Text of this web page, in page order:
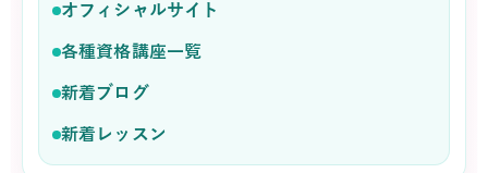
オフィシャルサイト
各種資格講座一覧
新着ブログ
新着レッスン